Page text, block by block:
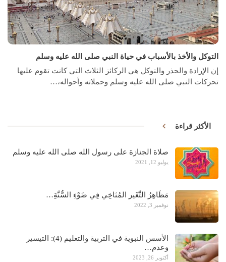
التوكل والأخذ بالأسباب في حياة النبي صلى الله عليه وسلم
إن الإرادة والحذر والتوكل هي الركائز الثلاث التي كانت تقوم عليها
تحركات النبي صلى الله عليه وسلم وحملاته وأحواله،…
الأكثر قراءة
صلاة الجنازة على رسول الله صلى الله عليه وسلم
يوليو 12, 2021
مَظَاهِرُ التَّغَير المُنَاخِي فِي ضَوْءِ السُّنَّةِ…
نوفمبر 3, 2022
الأسس النبوية في التربية والتعليم (4): التيسير
وعدم…
أكتوبر 26, 2023